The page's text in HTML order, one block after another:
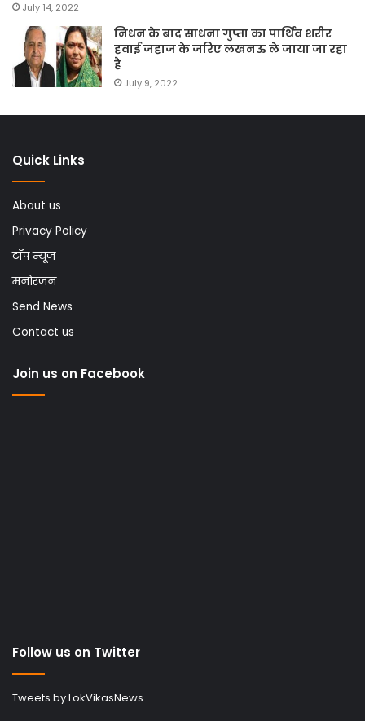
July 14, 2022
निधन के बाद साधना गुप्ता का पार्थिव शरीर
हवाई जहाज के जरिए लखनऊ ले जाया जा रहा
है
July 9, 2022
Quick Links
About us
Privacy Policy
टॉप न्यूज
मनोरंजन
Send News
Contact us
Join us on Facebook
Follow us on Twitter
Tweets by LokVikasNews